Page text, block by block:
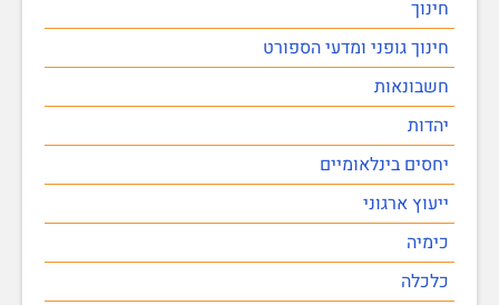
חינוך
חינוך גופני ומדעי הספורט
חשבונאות
יהדות
יחסים בינלאומיים
ייעוץ ארגוני
כימיה
כלכלה